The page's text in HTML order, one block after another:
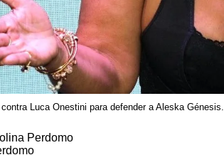
Luca Onestini para defender a Aleska Génesis.